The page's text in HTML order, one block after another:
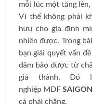
mỗi lúc một tăng
Vì thế không phải
hữu cho gia đình
nhiên được. Trong
bạn giải quyết vấn
đảm bảo được từ
giá thành. Đó
nghiệp MDF
cả phải chăng.